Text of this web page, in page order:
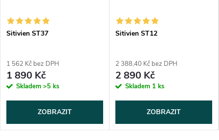
Sitivien ST37
1 562 Kč bez DPH
1 890 Kč
Skladem >5 ks
ZOBRAZIT
Sitivien ST12
2 388,40 Kč bez DPH
2 890 Kč
Skladem 1 ks
ZOBRAZIT